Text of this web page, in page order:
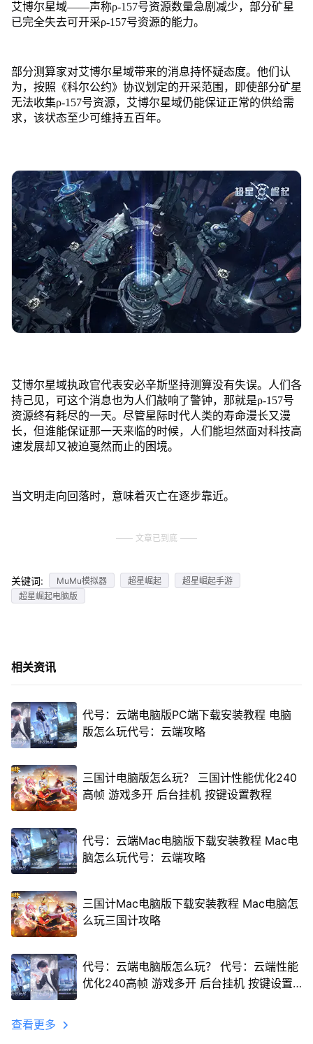
艾博尔星域——声称ρ-157号资源数量急剧减少，部分矿星
已完全失去可开采ρ-157号资源的能力。
部分测算家对艾博尔星域带来的消息持怀疑态度。他们认
为，按照《科尔公约》协议划定的开采范围，即使部分矿星
无法收集ρ-157号资源，艾博尔星域仍能保证正常的供给需
求，该状态至少可维持五百年。
艾博尔星域执政官代表安必辛斯坚持测算没有失误。人们各
持己见，可这个消息也为人们敲响了警钟，那就是ρ-157号
资源终有耗尽的一天。尽管星际时代人类的寿命漫长又漫
长，但谁能保证那一天来临的时候，人们能坦然面对科技高
速发展却又被迫戛然而止的困境。
当文明走向回落时，意味着灭亡在逐步靠近。
文章已到底
关键词: MuMu模拟器 超星崛起
超星崛起手游
超星崛起电脑版
相关资讯
代号：云端电脑版PC端下载安装教程 电脑
版怎么玩代号：云端攻略
三国计电脑版怎么玩？ 三国计性能优化240
高帧 游戏多开 后台挂机 按键设置教程
代号：云端Mac电脑版下载安装教程 Mac电
脑怎么玩代号：云端攻略
三国计Mac电脑版下载安装教程 Mac电脑怎
么玩三国计攻略
代号：云端电脑版怎么玩？ 代号：云端性能
优化240高帧 游戏多开 后台挂机 按键设置
查看更多